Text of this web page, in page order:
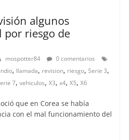
algunos
por riesgo de
mospotter84
0 comentarios
, llamada, revision, riesgo, Serie 3,
7, vehiculos, X3, x4, X5, X6
que en Corea se había
con el mal funcionamiento del